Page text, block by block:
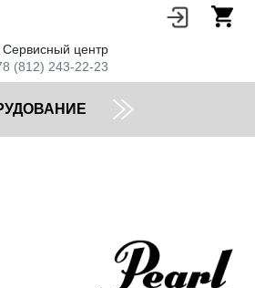
Сервисный центр
8 (812) 243-22-23